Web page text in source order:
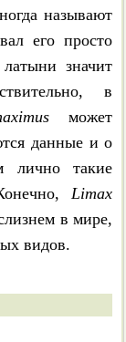
называют
его просто
значит
в
может
данные и о
лично такие
Limax
в мире,
видов.